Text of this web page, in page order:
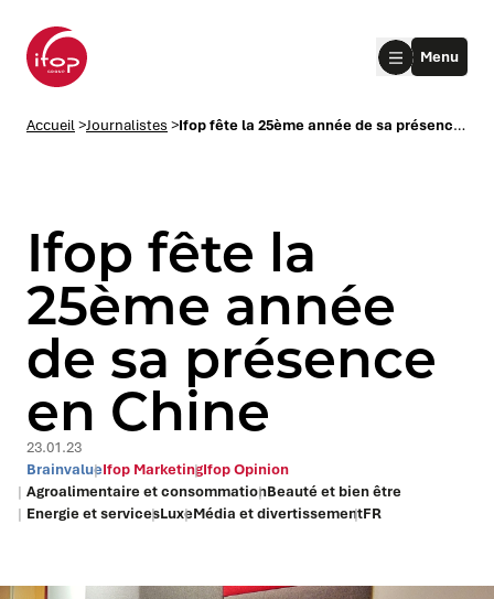
submenu
submenu
Menu
Accueil>Journalistes > Ifop fête la 25ème année de sa présence en Chine
Ifop fête la
25ème année
de sa présence
en Chine
23.01.23
BrainvalueIfop MarketingIfop Opinion
Agroalimentaire et consommationBeauté et bien être
Energie et servicesLuxeMédia et divertissementFR